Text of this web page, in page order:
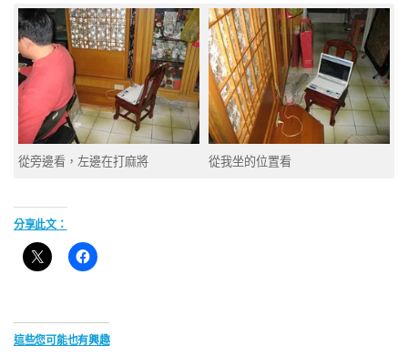
從旁邊看，左邊在打麻將 從我坐的位置看
分享此文：
這些您可能也有興趣